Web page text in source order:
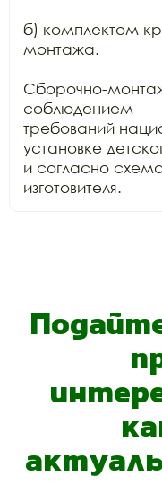
б) комплектом
монтажа.
Сборочно-
соблюдением
требований
установке
и согласно
изготовителя.